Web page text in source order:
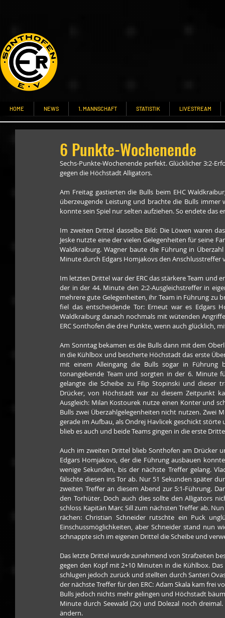
HOME NEWS 1. MANNSCHAFT STATISTIK LIVESTREAM
6 Punkte-Wochenende
Sechs-Punkte-Wochenende perfekt. Glücklicher 3:2-
gegen die Höchstadt Alligators.
Am Freitag gastierten die Bulls beim EHC
überzeugende Leistung und brachte die Bulls immer
konnte sein Spiel nur selten aufziehen. So endete das
Im zweiten Drittel dasselbe Bild: Die Löwen waren
Jeske nutzte eine der vielen Gelegenheiten für seine
Waldkraiburg. Wagner baute die Führung in
Minute durch Edgars Homjakovs den Anschlusstreffer
Im letzten Drittel war der ERC das stärkere Team und
der in der 44. Minute den 2:2-Ausgleichstreffer in
mehrere gute Gelegenheiten, ihr Team in Führung zu
fiel das entscheidende Tor: Erneut war es Edgars
Waldkraiburg danach nochmals mit wütenden
ERC Sonthofen die drei Punkte, wenn auch glücklich,
Am Sonntag bekamen es die Bulls dann mit dem
in die Kühlbox und bescherte Höchstadt das erste
mit einem Alleingang die Bulls sogar in Führung
tonangebende Team und sorgten in der 6. Minute
gelangte die Scheibe zu Filip Stopinski und dieser
Drücker, von Höchstadt war zu diesem Zeitpunkt
Ausgleich: Milan Kostourek nutze einen Konter und
Bulls zwei Überzahlgelegenheiten nicht nutzen. Zwei
gerade im Aufbau, als Ondrej Havlicek geschickt
blieb es auch und beide Teams gingen in die erste
Auch im zweiten Drittel blieb Sonthofen am Drücker
Edgars Homjakovs, der die Führung ausbauen
wenige Sekunden, bis der nächste Treffer gelang.
fälschte diesen ins Tor ab. Nur 51 Sekunden später
zweiten Treffer an diesem Abend zur 5:1-Führung.
den Torhüter. Doch auch dies sollte den Alligators
schloss Kapitän Marc Sill zum nächsten Treffer ab.
rächen: Christian Schneider rutschte ein Puck
Einschussmöglichkeiten, aber Schneider stand nun
schnappte sich im eigenen Drittel die Scheibe und
Das letzte Drittel wurde zunehmend von Strafzeiten
gegen den Kopf mit 2+10 Minuten in die Kühlbox.
schlugen jedoch zurück und stellten durch Santeri
der nächste Treffer für den ERC: Adam Skala kam frei
Bulls jedoch nichts mehr gelingen und Höchstadt
Minute durch Seewald (2x) und Dolezal noch
ändern.